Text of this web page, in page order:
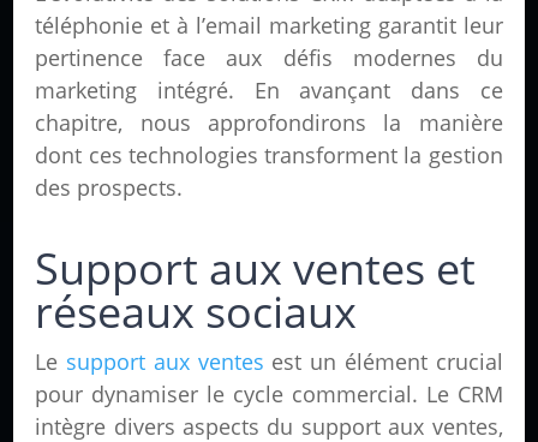
téléphonie et à l’email marketing garantit leur
pertinence face aux défis modernes du
marketing intégré. En avançant dans ce
chapitre, nous approfondirons la manière
dont ces technologies transforment la gestion
des prospects.
Support aux ventes et
réseaux sociaux
Le support aux ventes est un élément crucial
pour dynamiser le cycle commercial. Le CRM
intègre divers aspects du support aux ventes,